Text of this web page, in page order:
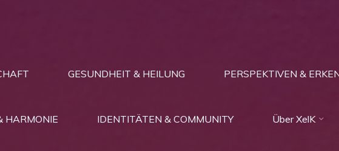
GESUNDHEIT & HEILUNG PERSPEKTIVEN &
HARMONIE IDENTITÄTEN & COMMUNITY Über XelK